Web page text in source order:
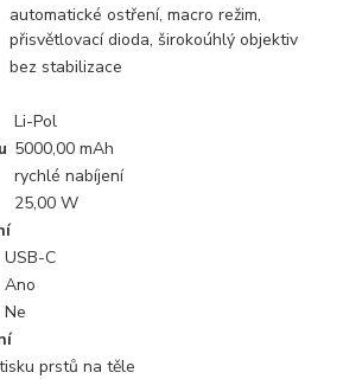
automatické ostření, macro režim,
přisvětlovací dioda, širokoúhlý objektiv
bez stabilizace
Li-Pol
5000,00 mAh
rychlé nabíjení
25,00 W
USB-C
Ano
Ne
prstů na těle